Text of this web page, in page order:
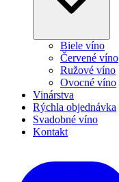
Biele víno
Červené víno
Ružové víno
Ovocné víno
Vinárstva
Rýchla objednávka
Svadobné víno
Kontakt